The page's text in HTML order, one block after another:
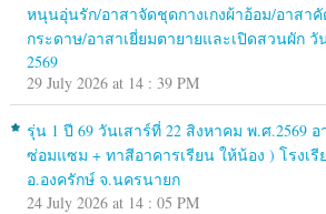
หนุนอุ่นรัก/อาสาจัดชุดกางเกงผ้าอ้อม/อาสา
กระดาษ/อาสาเยี่ยมตายายและเปิดสวนผัก วั
2569
29 July 2026 at 14 : 39 PM
รุ่น 1 ปี 69 วันเสาร์ที่ 22 สิงหาคม พ.ศ.2569
ซ่อมแซม + ทาสีอาคารเรียน ให้น้อง ) โรงเ
อ.องครักษ์ จ.นครนายก
24 July 2026 at 14 : 05 PM